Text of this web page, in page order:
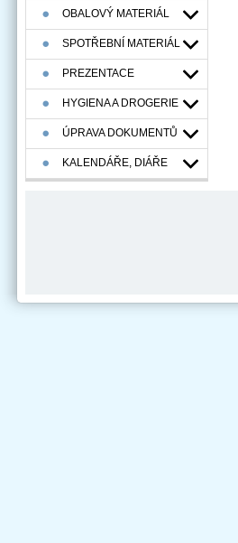
OBALOVÝ MATERIÁL
SPOTŘEBNÍ MATERIÁL
PREZENTACE
HYGIENA A DROGERIE
ÚPRAVA DOKUMENTŮ
KALENDÁŘE, DIÁŘE